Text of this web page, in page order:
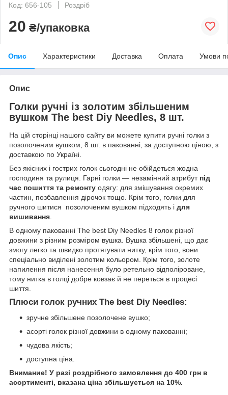
Код: 656-105
Роздріб
20 ₴/упаковка
Опис Характеристики Доставка Оплата Умови
Опис
Голки ручні із золотим збільшеним
вушком The best Diy Needles, 8 шт.
На цій сторінці нашого сайту ви можете купити ручні голки з
позолоченим вушком, 8 шт. в пакованні, за доступною ціною, з
доставкою по Україні.
Без якісних і гострих голок сьогодні не обійдеться жодна
господиня та рулиця. Гарні голки — незамінний атрибут під
час пошиття та ремонту одягу: для змішування окремих
частин, позбавлення дірочок тощо. Крім того, голки для
ручного шитися позолоченим вушком підходять і для
вишивання.
В одному пакованні The best Diy Needles 8 голок різної
довжини з різним розміром вушка. Вушка збільшені, що дає
змогу легко та швидко протягувати нитку, крім того, вони
спеціально виділені золотим кольором. Крім того, золоте
напилення після нанесення було ретельно відполіроване,
тому нитка в голці добре ковзає й не переться в процесі
шиття.
Плюси голок ручних The best Diy Needles:
зручне збільшене позолочене вушко;
асорті голок різної довжини в одному пакованні;
чудова якість;
доступна ціна.
Внимание! У разі роздрібного замовлення до 400 грн в
асортименті, вказана ціна збільшується на 10%.